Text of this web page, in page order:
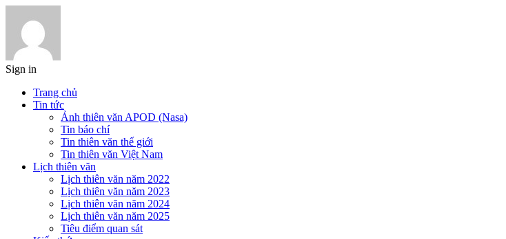
Sign in
Trang chủ
Tin tức
Ảnh thiên văn APOD (Nasa)
Tin báo chí
Tin thiên văn thế giới
Tin thiên văn Việt Nam
Lịch thiên văn
Lịch thiên văn năm 2022
Lịch thiên văn năm 2023
Lịch thiên văn năm 2024
Lịch thiên văn năm 2025
Tiêu điểm quan sát